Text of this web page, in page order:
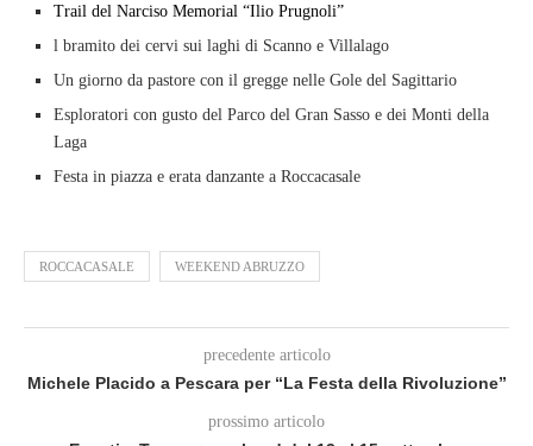
Trail del Narciso Memorial “Ilio Prugnoli”
l bramito dei cervi sui laghi di Scanno e Villalago
Un giorno da pastore con il gregge nelle Gole del Sagittario
Esploratori con gusto del Parco del Gran Sasso e dei Monti della
Laga
Festa in piazza e erata danzante a Roccacasale
ROCCACASALE WEEKEND ABRUZZO
precedente articolo
Michele Placido a Pescara per “La Festa della Rivoluzione”
prossimo articolo